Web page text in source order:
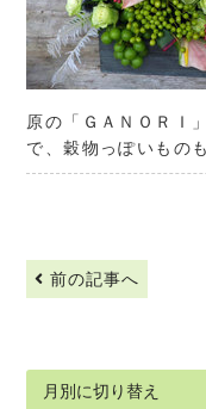
原の「ＧＡＮＯＲＩ
で、穀物っぽいもの
前の記事へ